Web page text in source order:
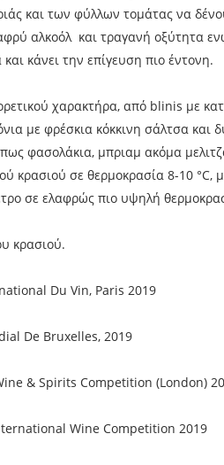
και των φύλλων τομάτας να
αλκοόλ και τραγανή οξύτητα
κάνει την επίγευση πιο έντονη.
χαρακτήρα, από blinis με
με φρέσκια κόκκινη σάλτσα
φασολάκια, μπριαμ ακόμα
κρασιού σε θερμοκρασία 8-10 °C,
σε ελαφρώς πιο υψηλή
κρασιού.
Du Vin, Paris 2019
De Bruxelles, 2019
& Spirits Competition (London)
Wine Competition 2019